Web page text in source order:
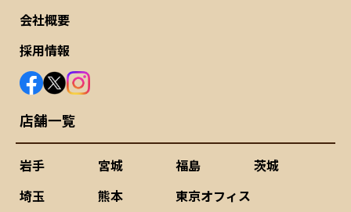
会社概要
採用情報
店舗一覧
岩手 宮城 福島
茨城
埼玉
熊本 東京オフィス